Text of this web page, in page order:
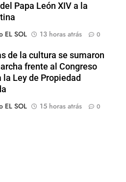
Papa León XIV a la
EL SOL
13 horas atrás 0
de la cultura se sumaron
frente al Congreso
la Ley de Propiedad
EL SOL
15 horas atrás 0